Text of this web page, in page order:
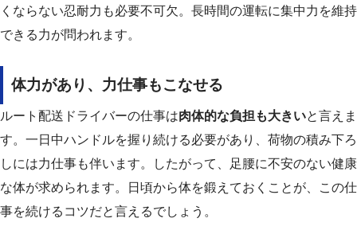
くならない忍耐力も必要不可欠。長時間の運転に集中力を維持
できる力が問われます。
体力があり、力仕事もこなせる
ルート配送ドライバーの仕事は肉体的な負担も大きいと言えま
す。一日中ハンドルを握り続ける必要があり、荷物の積み下ろ
しには力仕事も伴います。
したがって、足腰に不安のない健康
な体が求められます。日頃から体を鍛えておくことが、この仕
事を続けるコツだと言えるでしょう。